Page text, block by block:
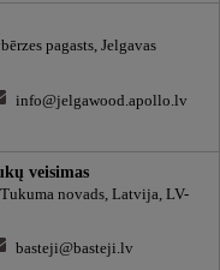
pagasts, Jelgavas
info@jelgawood.apollo.lv
veisimas
novads, Latvija, LV-
basteji@basteji.lv